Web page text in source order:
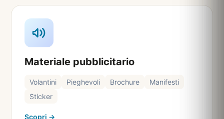
Materiale pubblicitario
Volantini Pieghevoli Brochure
Manifesti
Sticker
Scopri →